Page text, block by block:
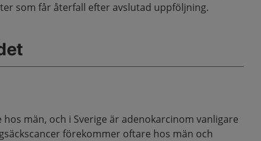
som får återfall efter avslutad uppföljning.
män, och i Sverige är adenokarcinom vanligare
förekommer oftare hos män och